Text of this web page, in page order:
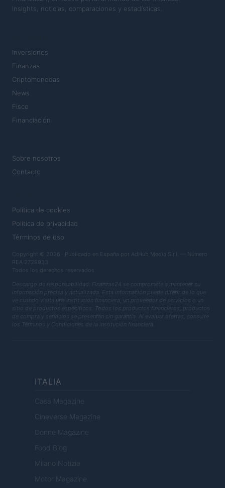
Insights, noticias, comparaciones y estadísticas.
Inversiones
Finanzas
Criptomonedas
News
Fisco
Financiación
Sobre nosotros
Contacto
Política de cookies
Política de privacidad
Términos de uso
Copyright © 2026 · Publicado en España por AdHub Media S.r.l. — Número
REA 2729933
Todos los derechos reservados
Descargo de responsabilidad: Finanzas24 se compromete a mantener su
información precisa y actualizada. Esta información puede diferir de lo que
ve cuando visita una institución financiera, un proveedor de servicios o un
sitio de productos específicos. Todos los productos financieros, productos
de compra y servicios se presentan sin garantía. Al evaluar ofertas, consulte
los Términos y Condiciones de la institución financiera.
ITALIA
Casa Magazine
Cineverse Magazine
Donne Magazine
Food Blog
Milano Notizie
Motor Magazine